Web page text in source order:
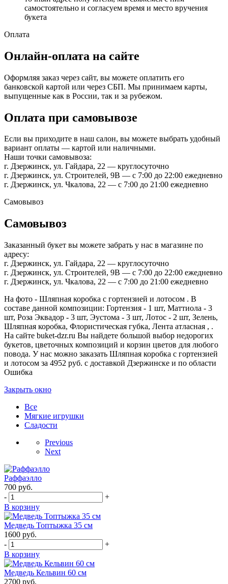
самостоятельно и согласуем время и место вручения
букета
Оплата
Онлайн-оплата на сайте
Оформляя заказ через сайт, вы можете оплатить его
банковской картой или через СБП. Мы принимаем карты,
выпущенные как в России, так и за рубежом.
Оплата при самовывозе
Если вы приходите в наш салон, вы можете выбрать удобный
вариант оплаты — картой или наличными.
Наши точки самовывоза:
г. Дзержинск, ул. Гайдара, 22 — круглосуточно
г. Дзержинск, ул. Строителей, 9В — с 7:00 до 22:00 ежедневно
г. Дзержинск, ул. Чкалова, 22 — с 7:00 до 21:00 ежедневно
Самовывоз
Самовывоз
Заказанный букет вы можете забрать у нас в магазине по
адресу:
г. Дзержинск, ул. Гайдара, 22 — круглосуточно
г. Дзержинск, ул. Строителей, 9В — с 7:00 до 22:00 ежедневно
г. Дзержинск, ул. Чкалова, 22 — с 7:00 до 21:00 ежедневно
На фото - Шляпная коробка с гортензией и лотосом . В
составе данной композиции: Гортензия - 1 шт, Маттиола - 3
шт, Роза Эквадор - 3 шт, Эустома - 3 шт, Лотос - 2 шт, Зелень,
Шляпная коробка, Флористическая губка, Лента атласная , .
На сайте buket-dzr.ru Вы найдете большой выбор недорогих
букетов, цветочных композиций и корзин цветов для любого
повода. У нас можно заказать Шляпная коробка с гортензией
и лотосом за 4952 руб. с доставкой Дзержинске и по области
Ошибка
Закрыть окно
Все
Мягкие игрушки
Сладости
Previous
Next
Раффаэлло
700 руб.
-
+
В корзину
Медведь Топтыжка 35 см
1600 руб.
-
+
В корзину
Медведь Кельвин 60 см
2700 руб.